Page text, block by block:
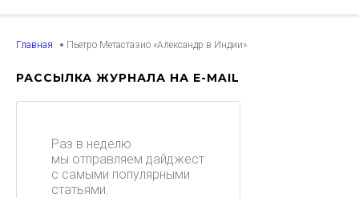
Главная Пьетро Метастазио «Александр в Индии»
РАССЫЛКА ЖУРНАЛА НА E-MAIL
Раз в неделю
мы отправляем дайджест
с самыми популярными
статьями.